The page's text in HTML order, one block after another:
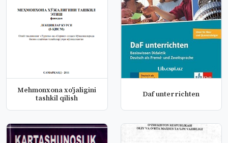
Mehmonxona xo'jaligini
tashkil qilish
Daf unterrichten